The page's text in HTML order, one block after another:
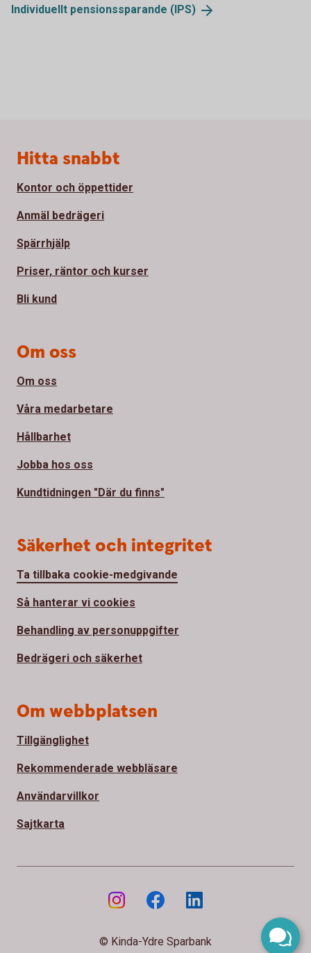
Individuellt pensionssparande (IPS)
Sidfot
Hitta snabbt
Kontor och öppettider
Anmäl bedrägeri
Spärrhjälp
Priser, räntor och kurser
Bli kund
Om oss
Om oss
Våra medarbetare
Hållbarhet
Jobba hos oss
Kundtidningen "Där du finns"
Säkerhet och integritet
Ta tillbaka cookie-medgivande
Så hanterar vi cookies
Behandling av personuppgifter
Bedrägeri och säkerhet
Om webbplatsen
Tillgänglighet
Rekommenderade webbläsare
Användarvillkor
Sajtkarta
© Kinda-Ydre Sparbank